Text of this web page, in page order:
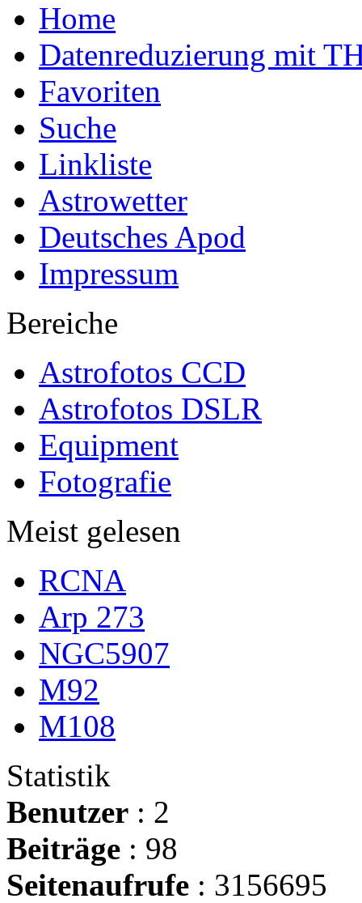
Home
Datenreduzierung mit
Favoriten
Suche
Linkliste
Astrowetter
Deutsches Apod
Impressum
Bereiche
Astrofotos CCD
Astrofotos DSLR
Equipment
Fotografie
Meist gelesen
RCNA
Arp 273
NGC5907
M92
M108
Statistik
Benutzer : 2
Beiträge : 98
Seitenaufrufe : 3156695